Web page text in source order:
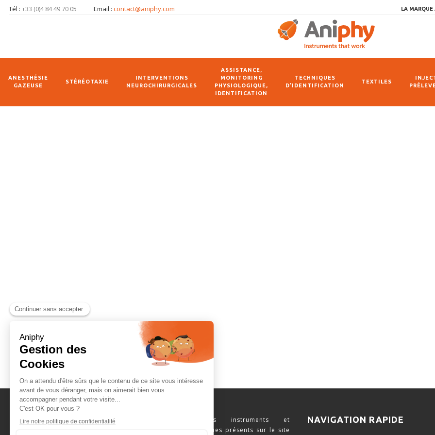
Tél : +33 (0)4 84 49 70 05 Email : contact@aniphy.com LA MARQUE
ANESTHÉSIE
GAZEUSE
STÉRÉOTAXIE
INTERVENTIONS
NEUROCHIRURGICALES
ASSISTANCE,
MONITORING
PHYSIOLOGIQUE,
IDENTIFICATION
TECHNIQUES
D’IDENTIFICATION
TEXTILES
Naviguez parmi les instruments et
consommables scientifiques présents sur le site
NAVIGATION RAPIDE